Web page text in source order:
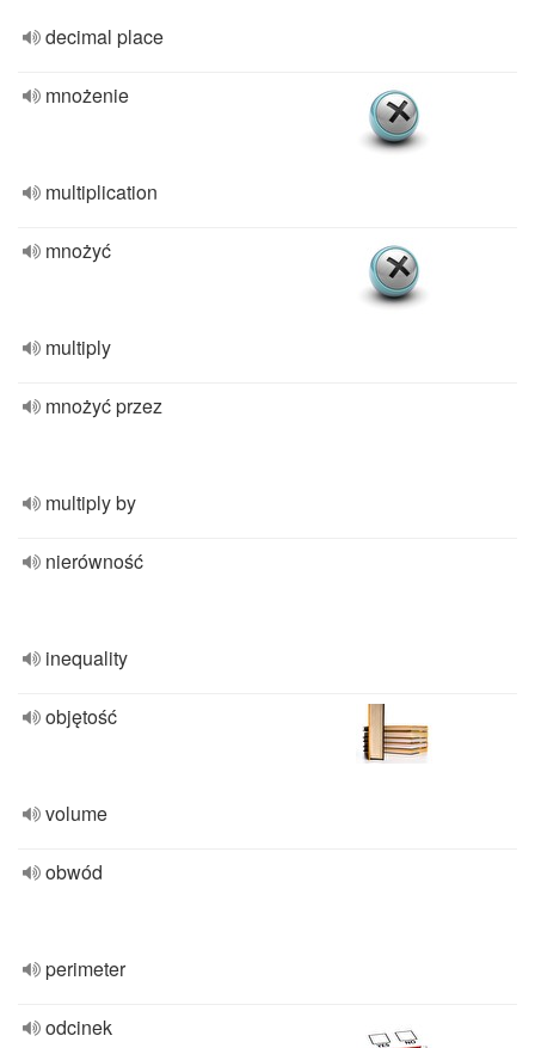
decimal place
mnożenie
multiplication
mnożyć
multiply
mnożyć przez
multiply by
nierówność
inequality
objętość
volume
obwód
perimeter
odcinek